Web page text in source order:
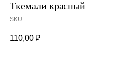
Ткемали красный
SKU:
110,00 ₽